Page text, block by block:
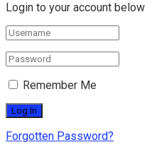
Login to your account below
Remember Me
Forgotten Password?